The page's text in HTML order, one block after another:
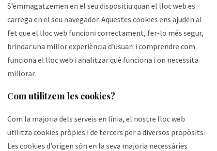
S’emmagatzemen en el seu dispositiu quan el lloc web es
carrega en el seu navegador. Aquestes cookies ens ajuden al
fet que el lloc web funcioni correctament, fer-lo més segur,
brindar una millor experiència d’usuari i comprendre com
funciona el lloc web i analitzar què funciona i on necessita
millorar.
Com utilitzem les cookies?
Com la majoria dels serveis en línia, el nostre lloc web
utilitza cookies pròpies i de tercers per a diversos propòsits.
Les cookies d’origen són en la seva majoria necessàries